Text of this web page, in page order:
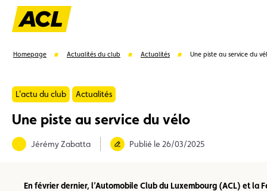
Suggestions
Homepage Actualités du club Actualités Une piste au service du
L'actu du club Actualités
Une piste au service du vélo
Jérémy Zabatta Publié le 26/03/2025
En février dernier, l’Automobile Club du Luxembourg (ACL) et